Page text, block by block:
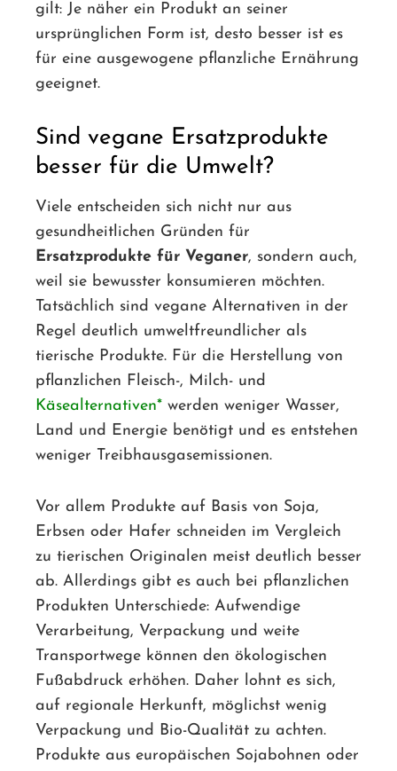
gilt: Je näher ein Produkt an seiner
ursprünglichen Form ist, desto besser ist es
für eine ausgewogene pflanzliche Ernährung
geeignet.
Sind vegane Ersatzprodukte
besser für die Umwelt?
Viele entscheiden sich nicht nur aus
gesundheitlichen Gründen für
Ersatzprodukte für Veganer, sondern auch,
weil sie bewusster konsumieren möchten.
Tatsächlich sind vegane Alternativen in der
Regel deutlich umweltfreundlicher als
tierische Produkte. Für die Herstellung von
pflanzlichen Fleisch-, Milch- und
Käsealternativen
werden weniger Wasser,
Land und Energie benötigt und es entstehen
weniger Treibhausgasemissionen.
Vor allem Produkte auf Basis von Soja,
Erbsen oder Hafer schneiden im Vergleich
zu tierischen Originalen meist deutlich besser
ab. Allerdings gibt es auch bei pflanzlichen
Produkten Unterschiede: Aufwendige
Verarbeitung, Verpackung und weite
Transportwege können den ökologischen
Fußabdruck erhöhen. Daher lohnt es sich,
auf regionale Herkunft, möglichst wenig
Verpackung und Bio-Qualität zu achten.
Produkte aus europäischen Sojabohnen oder